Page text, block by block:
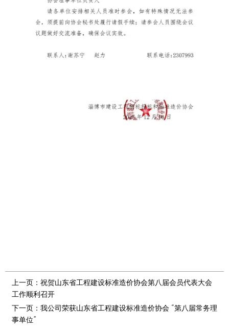
上一页： 祝贺山东省工程建设标准造价协会第八届会员代表大会
工作顺利召开
下一页： 我公司荣获山东省工程建设标准造价协会 “第八届常务理
事单位”